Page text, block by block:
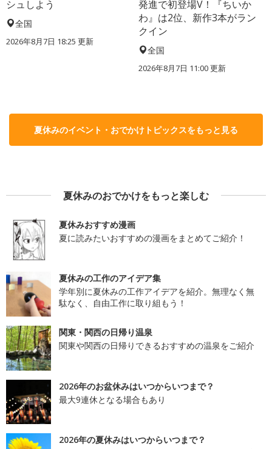
シュしよう
全国
2026年8月7日 18:25 更新
発進で初登場V！『ちいか
わ』は2位、新作3本がラン
クイン
全国
2026年8月7日 11:00更新
夏休みのイベント・おでかけトピックスをもっと見る
夏休みのおでかけをもっと楽しむ
夏休みおすすめ漫画
夏に読みたいおすすめの漫画をまとめてご紹介！
夏休みの工作のアイデア集
学年別に夏休みの工作アイデアを紹介。無理なく無
駄なく、自由工作に取り組もう！
関東・関西の日帰り温泉
関東や関西の日帰りできるおすすめの温泉をご紹介
2026年のお盆休みはいつからいつまで？
最大9連休となる場合もあり
2026年の夏休みはいつからいつまで？